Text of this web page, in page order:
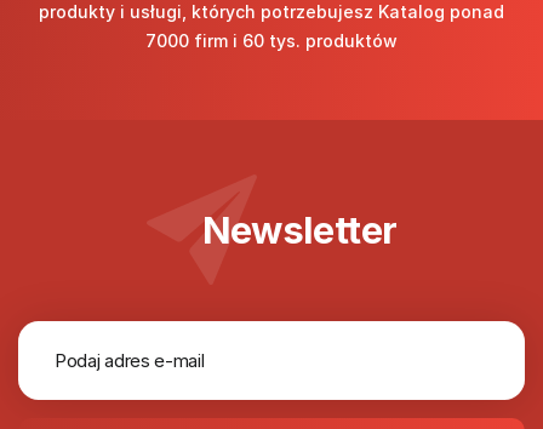
produkty i usługi, których potrzebujesz Katalog ponad
7000 firm i 60 tys. produktów
Newsletter